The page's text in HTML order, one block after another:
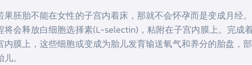
胚胎不能在女性的子宫内着床，那就不会怀孕而是变成月经
会释放白细胞选择素(L-selectin)，粘附在子宫内膜上。完成
膜上，这些细胞或变成为胎儿发育输送氧气和养分的胎盘，
。